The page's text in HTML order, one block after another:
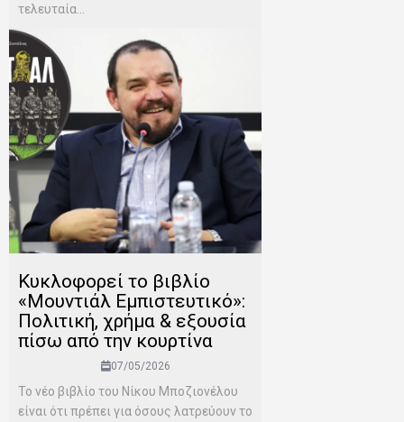
τελευταία...
Κυκλοφορεί το βιβλίο
«Μουντιάλ Εμπιστευτικό»:
Πολιτική, χρήμα & εξουσία
πίσω από την κουρτίνα
07/05/2026
Το νέο βιβλίο του Νίκου Μποζιονέλου
είναι ότι πρέπει για όσους λατρεύουν το